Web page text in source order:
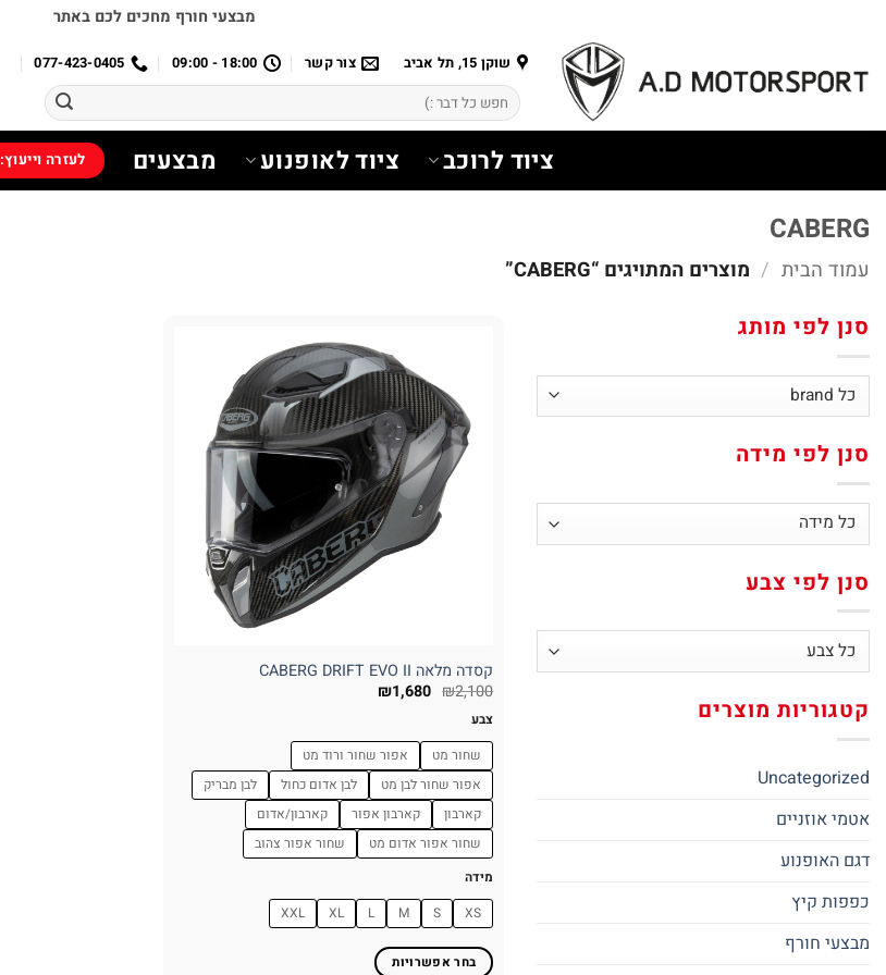
content
מבצעי חורף מחכים לכם באתר
שוקן 15, תל אביב צור קשר 18:00 - 09:00
077-423-0405
חיפוש
עבור:
ציוד לרוכב ציוד לאופנוע מבצעים לעזרה וייעוץ: 077-423-0405
CABERG
עמוד הבית / מוצרים המתויגים “CABERG”
סנן לפי מותג
סנן לפי מידה
סנן לפי צבע
קטגוריות מוצרים
Uncategorized
אטמי אוזניים
דגם האופנוע
כפפות קיץ
מבצעי חורף
קסדה מלאה CABERG DRIFT EVO II
₪2,100
₪1,680
צבע
שחור מט
אפור שחור ורוד מט
אפור שחור לבן מט
לבן אדום כחול
לבן מבריק
קארבון
קארבון אפור
קארבון/אדום
שחור אפור אדום מט
שחור אפור צהוב
מידה
XS
S
M
L
XL
XXL
בחר אפשרויות